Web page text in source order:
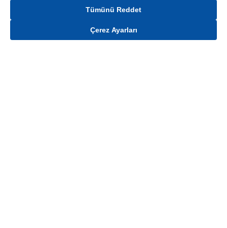
Gelince Haber Ver
Tümünü Reddet
Çerez Ayarları